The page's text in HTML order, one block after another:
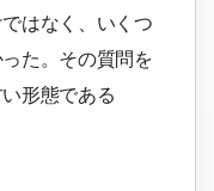
はなく、いくつ
た。その質問を
形態である